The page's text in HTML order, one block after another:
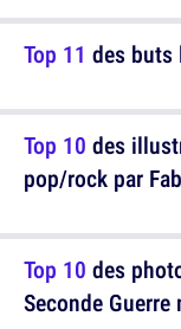
Top 10 des
pop/rock par
Top 11 des buts
Top 10 des
Seconde